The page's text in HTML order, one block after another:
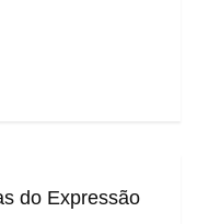
do Expressão